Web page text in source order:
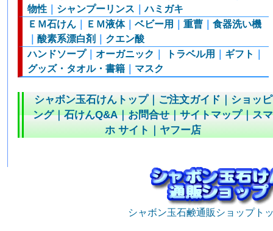
物性
シャンプーリンス ｜ハミガキ
ＥＭ石けん
ＥＭ液体｜ベビー用 ｜重曹 ｜食器洗い機
｜酸素系漂白剤
クエン酸
ハンドソープ｜オーガニック トラベル用 ギフト
グッズ・タオル・書籍
マスク
シャボン玉石けんトップ｜ご注文ガイド｜ショッピ
ング｜石けんQ&A｜お問合せ｜サイトマップ｜スマ
ホ サイト｜ヤフー店
シャボン玉石鹸通販ショップト